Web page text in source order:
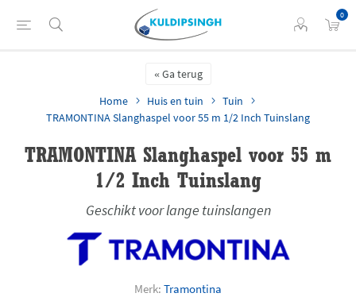
0
Ga terug
Home
Huis en tuin
Tuin
TRAMONTINA Slanghaspel voor 55 m 1/2 Inch Tuinslang
TRAMONTINA Slanghaspel voor 55 m
1/2 Inch Tuinslang
Geschikt voor lange tuinslangen
Merk: Tramontina